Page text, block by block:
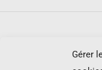
Gérer